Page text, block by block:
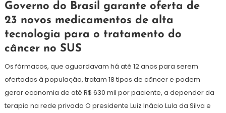
18
de
maio
de
2026
Maurilio
Governo do Brasil garante oferta de
23 novos medicamentos de alta
tecnologia para o tratamento do
câncer no SUS
Os fármacos, que aguardavam há até 12 anos para serem
ofertados à população, tratam 18 tipos de câncer e podem
gerar economia de até R$ 630 mil por paciente, a depender da
terapia na rede privada O presidente Luiz Inácio Lula da Silva e